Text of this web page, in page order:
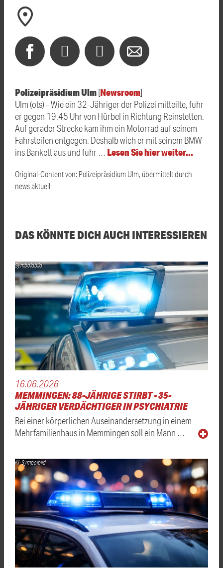
Polizeipräsidium Ulm[Newsroom]
Ulm (ots) – Wie ein 32-Jähriger der Polizei mitteilte, fuhr
er gegen 19.45 Uhr von Hürbel in Richtung Reinstetten.
Auf gerader Strecke kam ihm ein Motorrad auf seinem
Fahrsteifen entgegen. Deshalb wich er mit seinem BMW
ins Bankett aus und fuhr … Lesen Sie hier weiter…
Original-Content von: Polizeipräsidium Ulm, übermittelt durch
news aktuell
DAS KÖNNTE DICH AUCH INTERESSIEREN
Symboldbild
16.06.2026
MEMMINGEN: 88-JÄHRIGE STIRBT - 35-
JÄHRIGER VERDÄCHTIGER IN PSYCHIATRIE
Bei einer körperlichen Auseinandersetzung in einem
Mehrfamilienhaus in Memmingen soll ein Mann …
KI-Symbolbild